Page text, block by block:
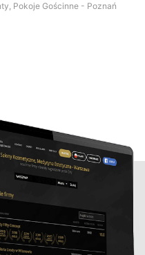
Pokoje Gościnne - Poznań